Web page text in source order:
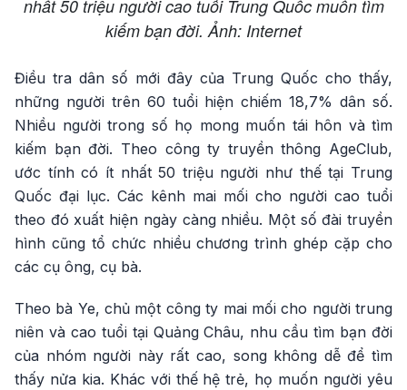
nhất 50 triệu người cao tuổi Trung Quốc muốn tìm
kiếm bạn đời. Ảnh: Internet
Điều tra dân số mới đây của Trung Quốc cho thấy,
những người trên 60 tuổi hiện chiếm 18,7% dân số.
Nhiều người trong số họ mong muốn tái hôn và tìm
kiếm bạn đời. Theo công ty truyền thông AgeClub,
ước tính có ít nhất 50 triệu người như thế tại Trung
Quốc đại lục. Các kênh mai mối cho người cao tuổi
theo đó xuất hiện ngày càng nhiều. Một số đài truyền
hình cũng tổ chức nhiều chương trình ghép cặp cho
các cụ ông, cụ bà.
Theo bà Ye, chủ một công ty mai mối cho người trung
niên và cao tuổi tại Quảng Châu, nhu cầu tìm bạn đời
của nhóm người này rất cao, song không dễ để tìm
thấy nửa kia. Khác với thế hệ trẻ, họ muốn người yêu